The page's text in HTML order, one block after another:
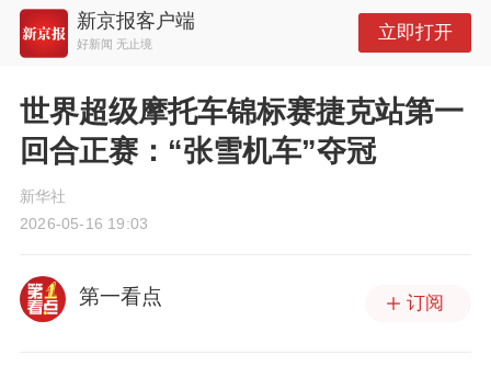
新京报客户端
好新闻 无止境
立即打开
世界超级摩托车锦标赛捷克站第一
回合正赛：“张雪机车”夺冠
新华社
2026-05-16 19:03
第一看点 订阅